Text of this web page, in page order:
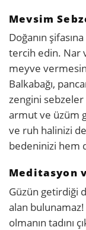
Mevsim
Doğanın
tercih edin. Nar
meyve
Balkabağı,
zengini sebzeler
armut ve üzüm
ve ruh halinizi
bedeninizi hem
Meditasyon
Güzün getirdiği
alan
olmanın tadını